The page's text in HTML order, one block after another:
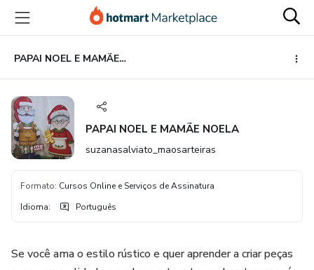
para
conteúdo
principal
para
pagamento
para
rodapé
PAPAI NOEL E MAMÃE NOELA
PAPAI NOEL E MAMÃE NOELA
suzanasalviato_maosarteiras
Formato: Cursos Online e Serviços de Assinatura
Idioma: Português
Se você ama o estilo rústico e quer aprender a criar peças